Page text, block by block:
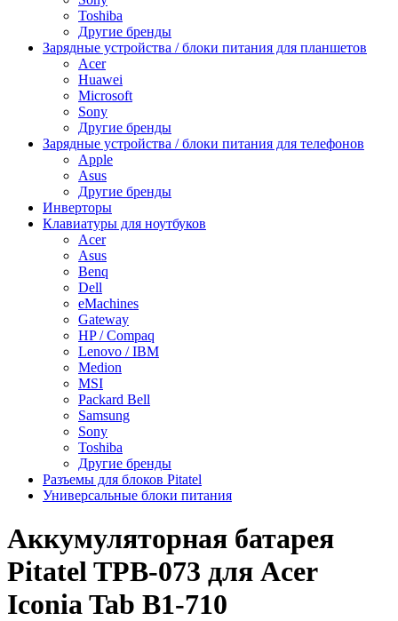
Toshiba
Другие бренды
Зарядные устройства / блоки питания для планшетов
Acer
Huawei
Microsoft
Sony
Другие бренды
Зарядные устройства / блоки питания для телефонов
Apple
Asus
Другие бренды
Инверторы
Клавиатуры для ноутбуков
Acer
Asus
Benq
Dell
eMachines
Gateway
HP / Compaq
Lenovo / IBM
Medion
MSI
Packard Bell
Samsung
Sony
Toshiba
Другие бренды
Разъемы для блоков Pitatel
Универсальные блоки питания
Аккумуляторная батарея
Pitatel TPB-073 для Acer
Iconia Tab B1-710